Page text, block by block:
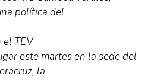
política del
el TEV
este martes en la sede del
la